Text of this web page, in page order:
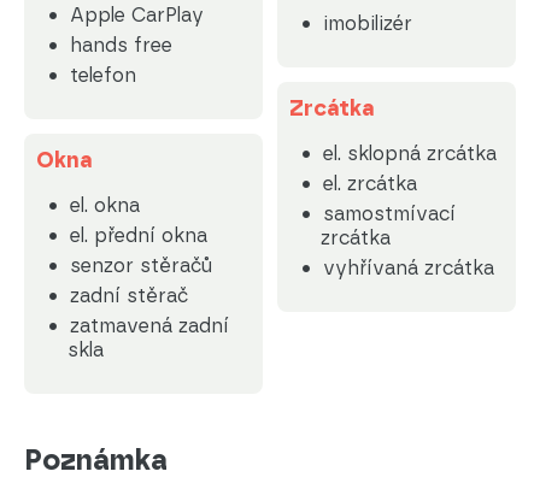
Apple CarPlay
hands free
telefon
Okna
el. okna
el. přední okna
senzor stěračů
zadní stěrač
zatmavená zadní
skla
imobilizér
Zrcátka
el. sklopná zrcátka
el. zrcátka
samostmívací
zrcátka
vyhřívaná zrcátka
Poznámka